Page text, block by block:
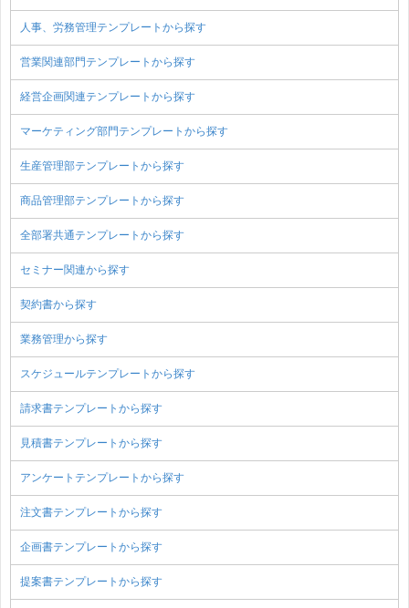
人事、労務管理テンプレートから探す
営業関連部門テンプレートから探す
経営企画関連テンプレートから探す
マーケティング部門テンプレートから探す
生産管理部テンプレートから探す
商品管理部テンプレートから探す
全部署共通テンプレートから探す
セミナー関連から探す
契約書から探す
業務管理から探す
スケジュールテンプレートから探す
請求書テンプレートから探す
見積書テンプレートから探す
アンケートテンプレートから探す
注文書テンプレートから探す
企画書テンプレートから探す
提案書テンプレートから探す